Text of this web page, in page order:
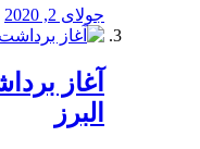
جولای 2, 2020
آغاز
البرز